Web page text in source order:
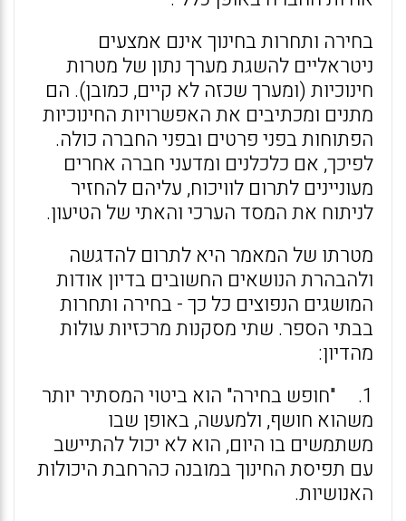
בחירה ותחרות בחינוך אינם אמצעים
ניטראליים להשגת מערך נתון של מטרות
חינוכיות (ומערך שכזה לא קיים, כמובן). הם
מתנים ומכתיבים את האפשרויות החינוכיות
הפתוחות בפני פרטים ובפני החברה כולה.
לפיכך, אם כלכלנים ומדעני חברה אחרים
מעוניינים לתרום לוויכוח, עליהם להחזיר
לניתוח את המסד הערכי והאתי של הטיעון.
מטרתו של המאמר היא לתרום להדגשה
ולהבהרת הנושאים החשובים בדיון אודות
המושגים הנפוצים כל כך - בחירה ותחרות
בבתי הספר. שתי מסקנות מרכזיות עולות
מהדיון:
1. "חופש בחירה" הוא ביטוי המסתיר יותר
משהוא חושף, ולמעשה, באופן שבו
משתמשים בו היום, הוא לא יכול להתיישב
עם תפיסת החינוך במובנה כהרחבת היכולות
האנושיות.